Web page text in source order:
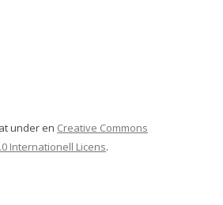
under en Creative Commons
Internationell Licens.